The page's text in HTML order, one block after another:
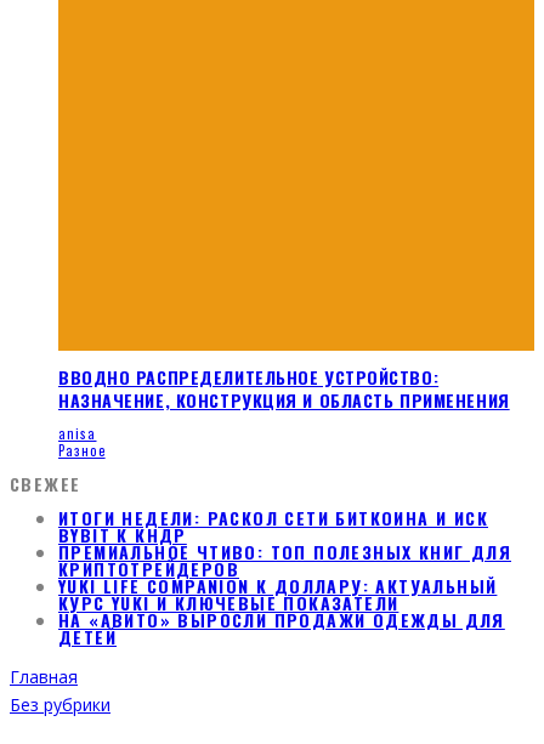
ВВОДНО РАСПРЕДЕЛИТЕЛЬНОЕ УСТРОЙСТВО:
НАЗНАЧЕНИЕ, КОНСТРУКЦИЯ И ОБЛАСТЬ ПРИМЕНЕНИЯ
anisa
Разное
СВЕЖЕЕ
ИТОГИ НЕДЕЛИ: РАСКОЛ СЕТИ БИТКОИНА И ИСК
BYBIT К КНДР
ПРЕМИАЛЬНОЕ ЧТИВО: ТОП ПОЛЕЗНЫХ КНИГ ДЛЯ
КРИПТОТРЕЙДЕРОВ
YUKI LIFE COMPANION К ДОЛЛАРУ: АКТУАЛЬНЫЙ
КУРС YUKI И КЛЮЧЕВЫЕ ПОКАЗАТЕЛИ
НА «АВИТО» ВЫРОСЛИ ПРОДАЖИ ОДЕЖДЫ ДЛЯ
ДЕТЕЙ
Главная
Без рубрики